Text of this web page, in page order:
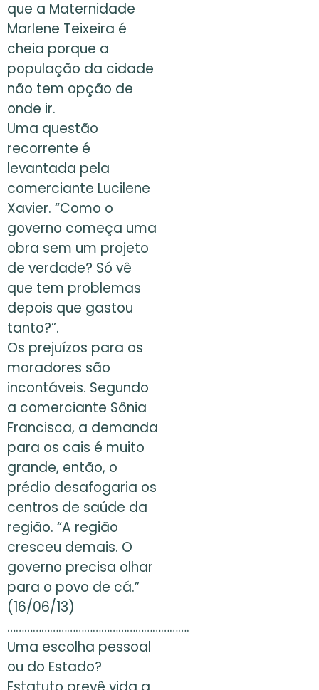
que a Maternidade
Marlene Teixeira é
cheia porque a
população da cidade
não tem opção de
onde ir.
Uma questão
recorrente é
levantada pela
comerciante Lucilene
Xavier. “Como o
governo começa uma
obra sem um projeto
de verdade? Só vê
que tem problemas
depois que gastou
tanto?”.
Os prejuízos para os
moradores são
incontáveis. Segundo
a comerciante Sônia
Francisca, a demanda
para os cais é muito
grande, então, o
prédio desafogaria os
centros de saúde da
região. “A região
cresceu demais. O
governo precisa olhar
para o povo de cá.”
(16/06/13)
……………………………………………………….
Uma escolha pessoal
ou do Estado?